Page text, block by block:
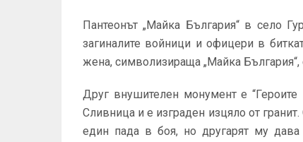
Пантеонът „Майка България“ в село
загиналите войници и офицери в
жена, символизираща „Майка България“,
Друг внушителен монумент е
Сливница и е изграден изцяло от
един пада в боя, но другарят му